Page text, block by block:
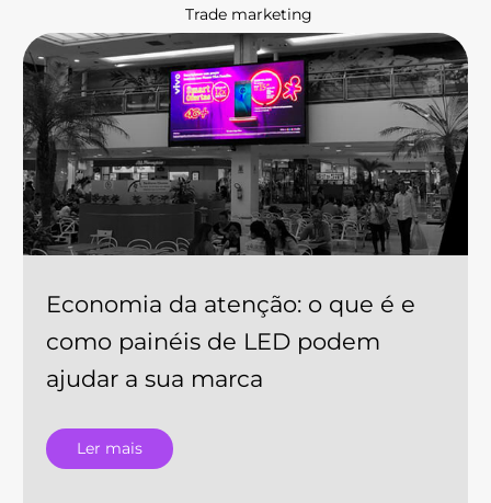
Trade marketing
Economia da atenção: o que é e
como painéis de LED podem
ajudar a sua marca
Ler mais